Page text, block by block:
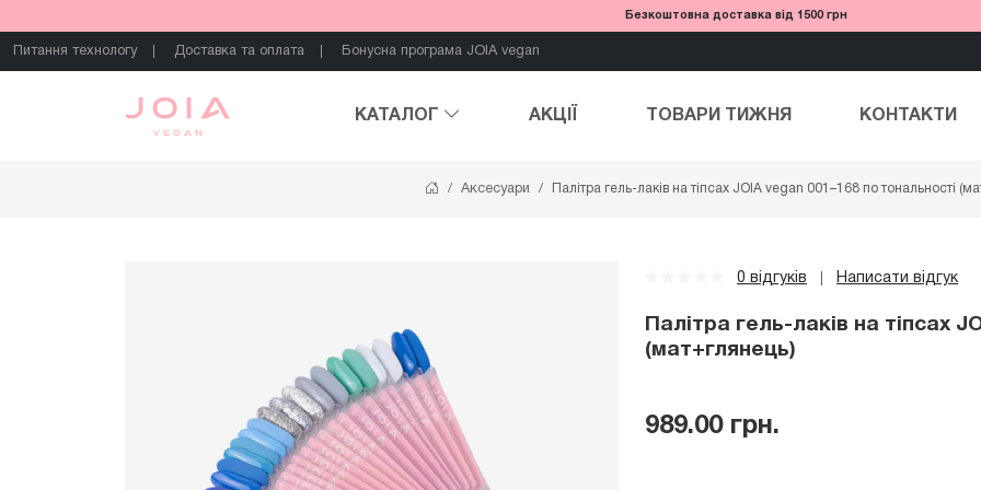
Безкоштовна доставка від 1500 грн
Питання технологу Доставка та оплата Бонусна програма JOIA vegan
КАТАЛОГ АКЦІЇ ТОВАРИ ТИЖНЯ КОНТАКТИ
Аксесуари Палітра гель-лаків на тіпсах JOIA vegan 001–168 по тональностi
0 відгуків Написати відгук
Палітра гель-лаків на тіпсах
(мат+глянець)
989.00 грн.